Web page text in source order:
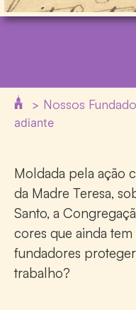
> Nossos
adiante
Moldada pela ação
da Madre Teresa,
Santo, a
cores que ainda
fundadores
trabalho?